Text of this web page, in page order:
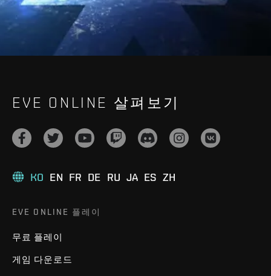
EVE ONLINE 살펴보기
KO EN FR DE RU JA ES ZH
EVE ONLINE 플레이
무료 플레이
게임 다운로드